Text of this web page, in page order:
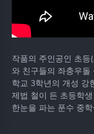
작품의 주인공인 초등
와 친구들의 좌충우
학교 3학년의 개성 강
제법 철이 든 초등학
한눈을 파는 푼수 중학